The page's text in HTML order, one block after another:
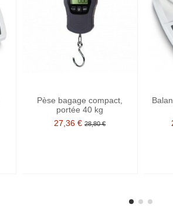
Pèse bagage compact,
portée 40 kg
27,36 € 28,80 €